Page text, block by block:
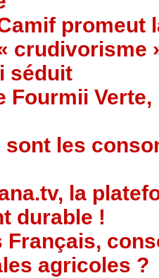
promeut
crudivorisme
séduit
Fourmii
sont les
la
durable !
Français,
agricoles ?